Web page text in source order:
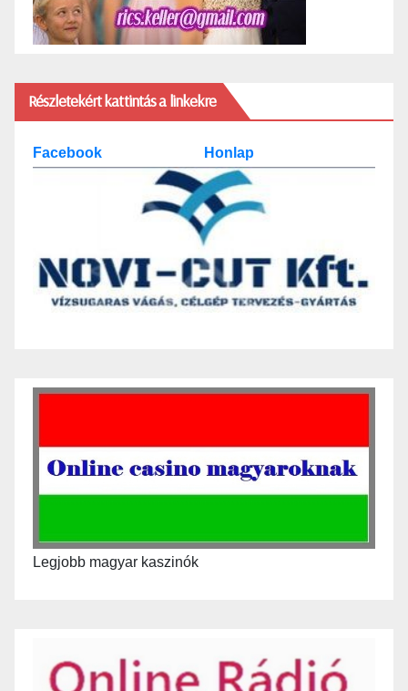
Részletekért kattintás a linkekre
Facebook Honlap
Legjobb magyar kaszinók